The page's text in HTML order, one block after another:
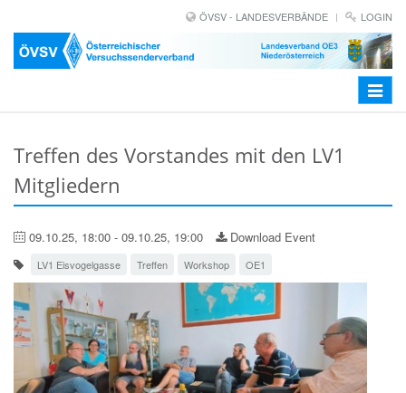
ÖVSV - LANDESVERBÄNDE LOGIN
Toggle
Treffen des Vorstandes mit den LV1
Mitgliedern
09.10.25, 18:00 - 09.10.25, 19:00 Download Event
LV1 Eisvogelgasse Treffen Workshop OE1